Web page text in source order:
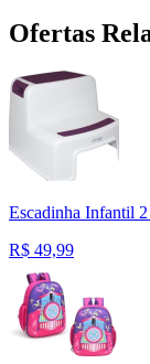
Ofertas
Escadinha Infantil
R$ 49,99